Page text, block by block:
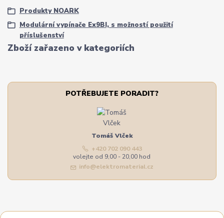
Zboží zařazeno v kategoriích
Produkty NOARK
Modulární vypínače Ex9BI, s možností použití
příslušenství
POTŘEBUJETE PORADIT?
Tomáš Vlček
+420 702 090 443
volejte od 9,00 - 20,00 hod
info@elektromaterial.cz